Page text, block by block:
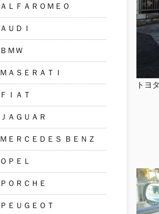
ＡＬＦＡＲＯＭＥＯ
ＡＵＤＩ
ＢＭＷ
ＭＡＳＥＲＡＴＩ
ＦＩＡＴ
ＪＡＧＵＡＲ
ＭＥＲＣＥＤＥＳ ＢＥＮＺ
ＯＰＥＬ
ＰＯＲＣＨＥ
ＰＥＵＧＥＯＴ
トヨ